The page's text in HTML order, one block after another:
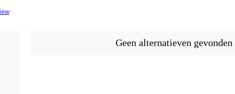
Geen alternatieven gevonden